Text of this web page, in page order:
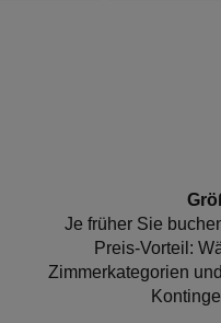
Je früher Sie
Preis-Vorteil:
Zimmerkategorien